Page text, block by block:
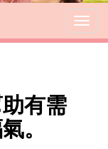
T
o
有需
。